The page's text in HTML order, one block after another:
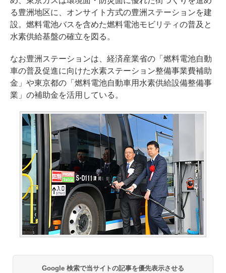
る豊洲地区に、オンサイト方式の豊洲ステーションを建
設。燃料電池バスを含めた燃料電池モビリティの普及と
水素供給基盤の確立を図る。
なお豊洲ステーションは、経済産業省の「燃料電池自動
車の普及促進に向けた水素ステーション整備事業費補助
金」や東京都の「燃料電池自動車用水素供給設備整備事
業」の補助金を活用している。
Google 検索で当サイトの記事を優先表示させる